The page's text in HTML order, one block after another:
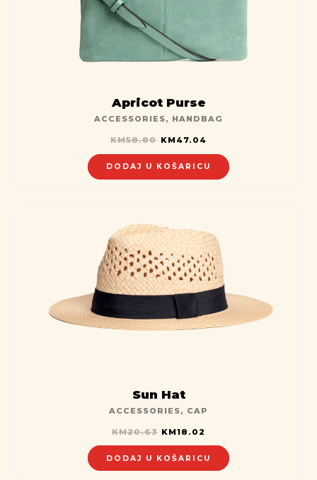
Apricot Purse
ACCESSORIES, HANDBAG
KM58.80 KM47.04
DODAJ U KOŠARICU
Sun Hat
ACCESSORIES, CAP
KM20.63 KM18.02
DODAJ U KOŠARICU